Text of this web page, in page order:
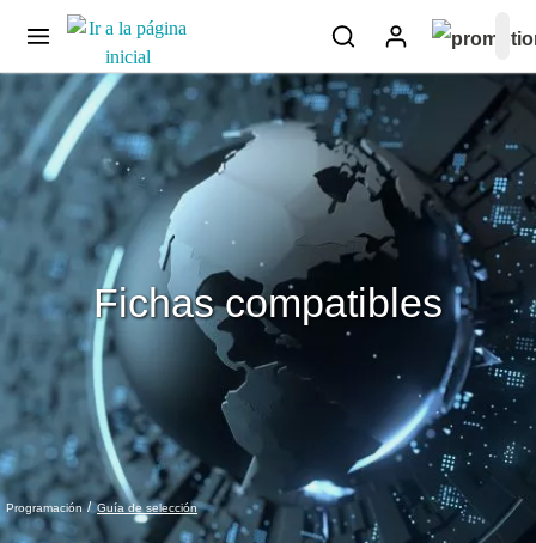
Programación Guía de selección
Fichas compatibles